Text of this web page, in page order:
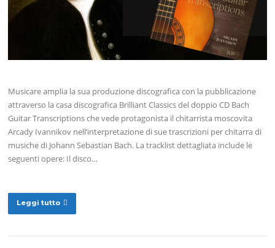
Musicare amplia la sua produzione discografica con la pubblicazione
attraverso la casa discografica Brilliant Classics del doppio CD Bach
Guitar Transcriptions che vede protagonista il chitarrista moscovita
Arcady Ivannikov nell’interpretazione di sue trascrizioni per chitarra di
musiche di Johann Sebastian Bach. La tracklist dettagliata include le
seguenti opere: Il disco…
Leggi tutto